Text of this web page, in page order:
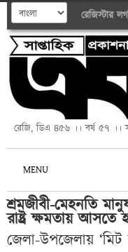
রেজিস্টার
রেজি, ডিএ ৪৫৬ ।। বর্ষ ৫৭ ।।
MENU
শ্রমজীবী-মেহনতি
রাষ্ট্র ক্ষমতায় আসতে
জেলা-উপজেলায়